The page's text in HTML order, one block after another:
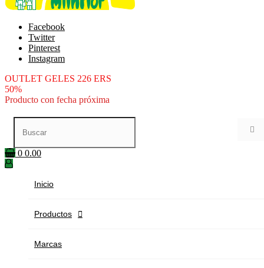
Facebook
Twitter
Pinterest
Instagram
OUTLET GELES 226 ERS
50%
Producto con fecha próxima

0 0.00
Inicio
Productos 
Marcas